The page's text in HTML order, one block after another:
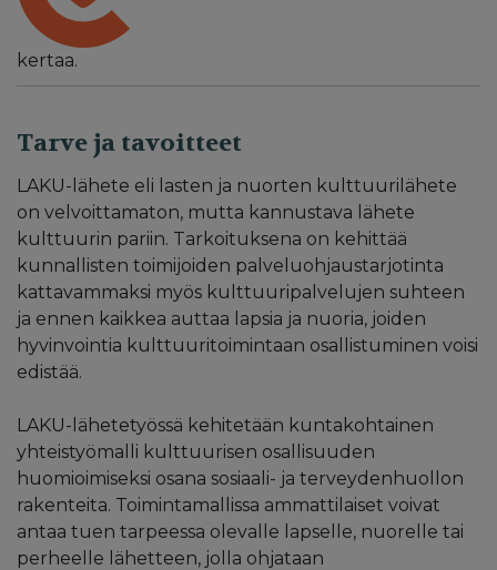
kertaa.
Tarve ja tavoitteet
LAKU-lähete eli lasten ja nuorten kulttuurilähete
on velvoittamaton, mutta kannustava lähete
kulttuurin pariin. Tarkoituksena on kehittää
kunnallisten toimijoiden palveluohjaustarjotinta
kattavammaksi myös kulttuuripalvelujen suhteen
ja ennen kaikkea auttaa lapsia ja nuoria, joiden
hyvinvointia kulttuuritoimintaan osallistuminen voisi
edistää.
LAKU-lähetetyössä kehitetään kuntakohtainen
yhteistyömalli kulttuurisen osallisuuden
huomioimiseksi osana sosiaali- ja terveydenhuollon
rakenteita. Toimintamallissa ammattilaiset voivat
antaa tuen tarpeessa olevalle lapselle, nuorelle tai
perheelle lähetteen, jolla ohjataan